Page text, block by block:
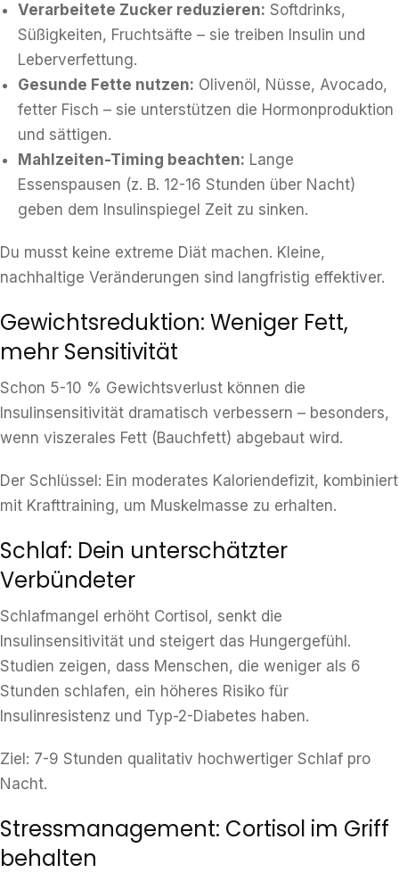
Verarbeitete Zucker reduzieren: Softdrinks,
Süßigkeiten, Fruchtsäfte – sie treiben Insulin und
Leberverfettung.
Gesunde Fette nutzen: Olivenöl, Nüsse, Avocado,
fetter Fisch – sie unterstützen die Hormonproduktion
und sättigen.
Mahlzeiten-Timing beachten: Lange
Essenspausen (z. B. 12-16 Stunden über Nacht)
geben dem Insulinspiegel Zeit zu sinken.
Du musst keine extreme Diät machen. Kleine,
nachhaltige Veränderungen sind langfristig effektiver.
Gewichtsreduktion: Weniger Fett,
mehr Sensitivität
Schon 5-10 % Gewichtsverlust können die
Insulinsensitivität dramatisch verbessern – besonders,
wenn viszerales Fett (Bauchfett) abgebaut wird.
Der Schlüssel: Ein moderates Kaloriendefizit, kombiniert
mit Krafttraining, um Muskelmasse zu erhalten.
Schlaf: Dein unterschätzter
Verbündeter
Schlafmangel erhöht Cortisol, senkt die
Insulinsensitivität und steigert das Hungergefühl.
Studien zeigen, dass Menschen, die weniger als 6
Stunden schlafen, ein höheres Risiko für
Insulinresistenz und Typ-2-Diabetes haben.
Ziel: 7-9 Stunden qualitativ hochwertiger Schlaf pro
Nacht.
Stressmanagement: Cortisol im Griff
behalten